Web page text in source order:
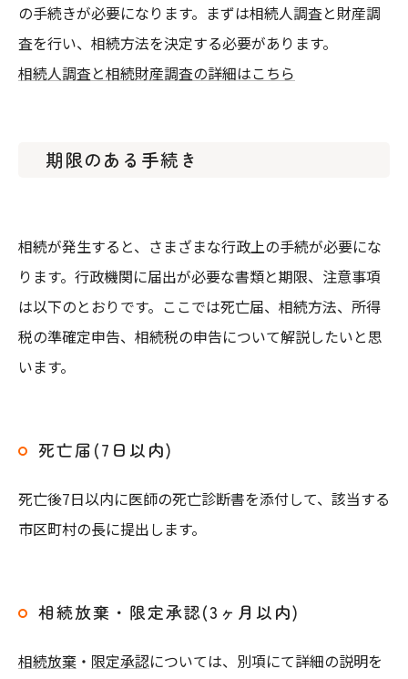
の手続きが必要になります。まずは相続人調査と財産調
査を行い、相続方法を決定する必要があります。
相続人調査と相続財産調査の詳細はこちら
期限のある手続き
相続が発生すると、さまざまな行政上の手続が必要にな
ります。行政機関に届出が必要な書類と期限、注意事項
は以下のとおりです。ここでは死亡届、相続方法、所得
税の準確定申告、相続税の申告について解説したいと思
います。
死亡届(7日以内)
死亡後7日以内に医師の死亡診断書を添付して、該当する
市区町村の長に提出します。
相続放棄・限定承認(3ヶ月以内)
相続放棄 ・ 限定承認については、別項にて詳細の説明を